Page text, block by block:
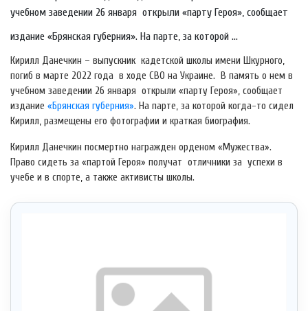
учебном заведении 26 января открыли «парту Героя», сообщает
издание «Брянская губерния». На парте, за которой ...
Кирилл Данечкин – выпускник кадетской школы имени Шкурного,
погиб в марте 2022 года в ходе СВО на Украине. В память о нем в
учебном заведении 26 января открыли «парту Героя», сообщает
издание «Брянская губерния». На парте, за которой когда-то сидел
Кирилл, размещены его фотографии и краткая биография.
Кирилл Данечкин посмертно награжден орденом «Мужества».
Право сидеть за «партой Героя» получат отличники за успехи в
учебе и в спорте, а также активисты школы.